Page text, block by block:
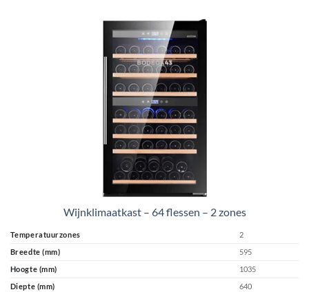
Wijnklimaatkast – 64 flessen – 2 zones
Temperatuurzones
2
Breedte (mm)
595
Hoogte (mm)
1035
Diepte (mm)
640